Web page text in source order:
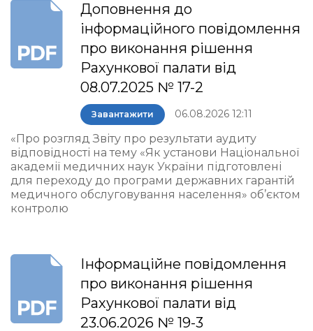
Доповнення до
інформаційного повідомлення
про виконання рішення
Рахункової палати від
08.07.2025 № 17-2
Завантажити 06.08.2026 12:11
«Про розгляд Звіту про результати аудиту
відповідності на тему «Як установи Національної
академії медичних наук України підготовлені
для переходу до програми державних гарантій
медичного обслуговування населення» об’єктом
контролю
Інформаційне повідомлення
про виконання рішення
Рахункової палати від
23.06.2026 № 19-3